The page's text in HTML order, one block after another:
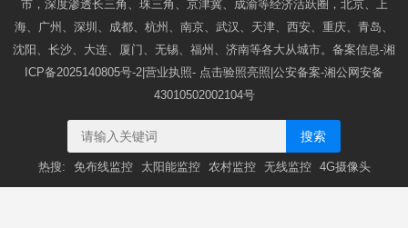
市，深度渗透长三角、珠三角、京津冀、成渝等经济活跃圈，北京、上
海、广州、深圳、成都、杭州、南京、武汉、天津、西安、重庆、青岛、
沈阳、长沙、大连、厦门、无锡、福州、济南等各大从城市。备案信息-湘
ICP备2025140805号-2 |营业执照- 点击验照亮照 |公安备案-湘公网安备
43010502002104号
搜索
热搜: 免布线监控 太阳能监控 农村监控 无线监控 4G摄像头